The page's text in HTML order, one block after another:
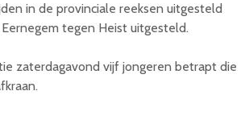
in de provinciale reeksen uitgesteld
tegen Heist uitgesteld.
zaterdagavond vijf jongeren betrapt die